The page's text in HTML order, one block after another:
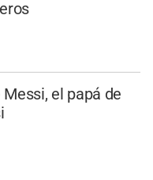
el papá de